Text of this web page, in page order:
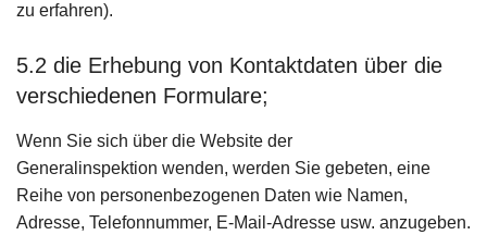
zu erfahren).
5.2 die Erhebung von Kontaktdaten über die
verschiedenen Formulare;
Wenn Sie sich über die Website der
Generalinspektion wenden, werden Sie gebeten, eine
Reihe von personenbezogenen Daten wie Namen,
Adresse, Telefonnummer, E-Mail-Adresse usw. anzugeben.